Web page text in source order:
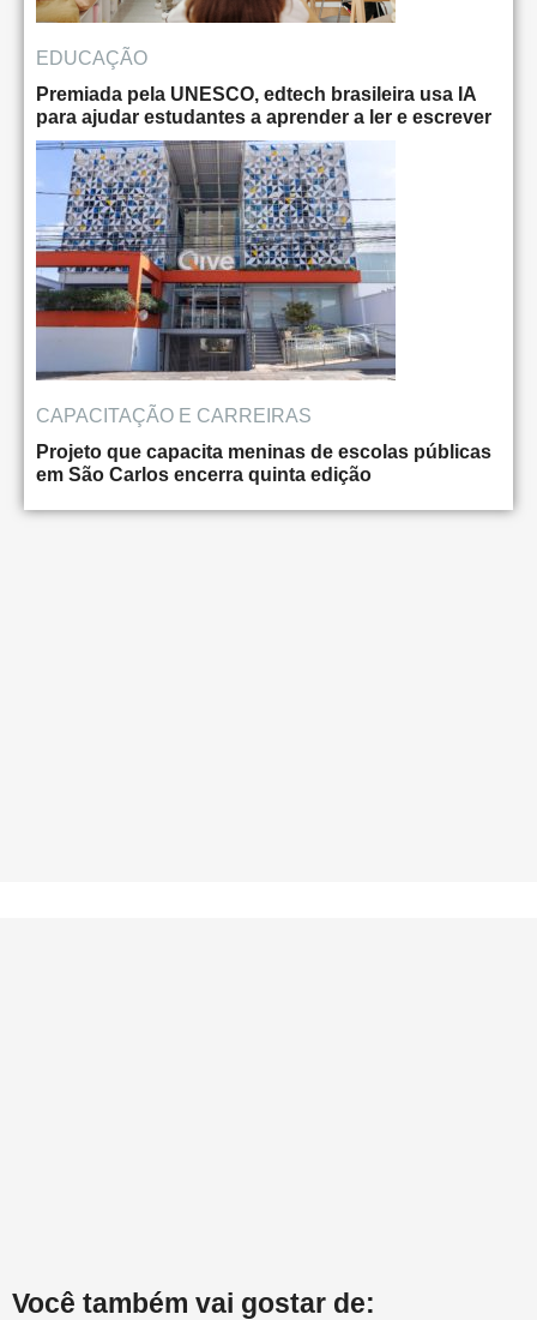
EDUCAÇÃO
Premiada pela UNESCO, edtech brasileira usa IA
para ajudar estudantes a aprender a ler e escrever
CAPACITAÇÃO E CARREIRAS
Projeto que capacita meninas de escolas públicas
em São Carlos encerra quinta edição
Você também vai gostar de: